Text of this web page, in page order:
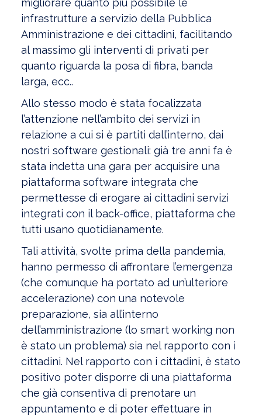
migliorare quanto più possibile le
infrastrutture a servizio della Pubblica
Amministrazione e dei cittadini, facilitando
al massimo gli interventi di privati per
quanto riguarda la posa di fibra, banda
larga, ecc..
Allo stesso modo è stata focalizzata
l’attenzione nell’ambito dei servizi in
relazione a cui si è partiti dall’interno, dai
nostri software gestionali: già tre anni fa è
stata indetta una gara per acquisire una
piattaforma software integrata che
permettesse di erogare ai cittadini servizi
integrati con il back-office, piattaforma che
tutti usano quotidianamente.
Tali attività, svolte prima della pandemia,
hanno permesso di affrontare l’emergenza
(che comunque ha portato ad un’ulteriore
accelerazione) con una notevole
preparazione, sia all’interno
dell’amministrazione (lo smart working non
è stato un problema) sia nel rapporto con i
cittadini. Nel rapporto con i cittadini, è stato
positivo poter disporre di una piattaforma
che già consentiva di prenotare un
appuntamento e di poter effettuare in